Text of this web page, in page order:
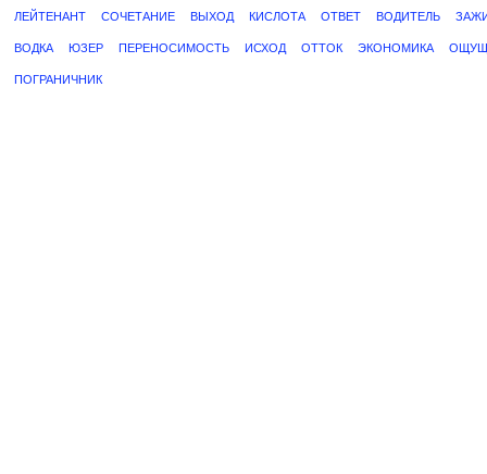
ЛЕЙТЕНАНТ СОЧЕТАНИЕ ВЫХОД КИСЛОТА ОТВЕТ ВОДИТЕЛЬ
ВОДКА ЮЗЕР ПЕРЕНОСИМОСТЬ ИСХОД ОТТОК ЭКОНОМИКА
ПОГРАНИЧНИК